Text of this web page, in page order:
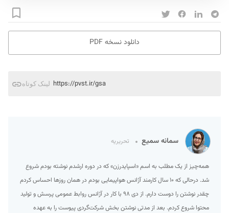
دانلود نسخه PDF
لینک کوتاه https://pvst.ir/gsa
سمانه سمیع تحریریه
همه‌چیز از یک مطلب به اسم «اسپایدرزن» که در دوره ارشدم نوشته بودم شروع
شد. درحالی که ۱۰ سال کارمند آژانس هواپیمایی بودم در همان روزها احساس کردم
چقدر نوشتن را دوست دارم. از دی ۹۸ با کار در آژانس روابط عمومی پرسش و تولید
محتوا شروع کردم. بعد از مدتی نوشتن بخش شرکت‌گردی پیوست را به عهده